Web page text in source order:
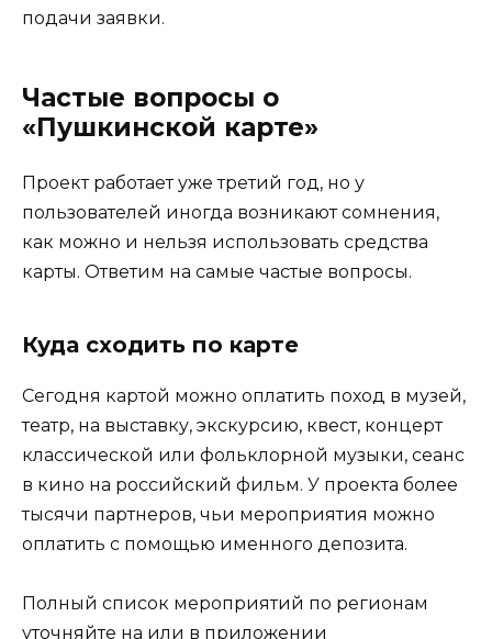
подачи заявки.
Частые вопросы о
«Пушкинской карте»
Проект работает уже третий год, но у
пользователей иногда возникают сомнения,
как можно и нельзя использовать средства
карты. Ответим на самые частые вопросы.
Куда сходить по карте
Сегодня картой можно оплатить поход в музей,
театр, на выставку, экскурсию, квест, концерт
классической или фольклорной музыки, сеанс
в кино на российский фильм. У проекта более
тысячи партнеров, чьи мероприятия можно
оплатить с помощью именного депозита.
Полный список мероприятий по регионам
уточняйте на или в приложении